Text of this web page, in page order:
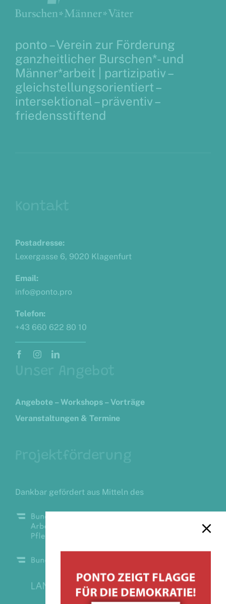
ponto – Verein zur Förderung
ganzheitlicher Burschen*- und
Männer*arbeit | partizipativ –
gleichstellungsorientiert –
intersektional – präventiv –
friedensstiftend
Postadresse:
Lexergasse 6, 9020 Klagenfurt
Email:
info@ponto.pro
Telefon:
+43 660 622 80 10
Angebote – Workshops – Vorträge
Veranstaltungen & Termine
Dankbar gefördert aus Mitteln des